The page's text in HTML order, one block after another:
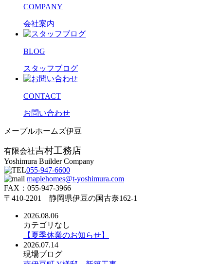
COMPANY
会社案内
BLOG
スタッフブログ
CONTACT
お問い合わせ
メープルホームズ伊豆
有限会社吉村工務店
Yoshimura Builder Company
055-947-6600
maplehomes@t-yoshimura.com
FAX：055-947-3966
〒410-2201 静岡県伊豆の国古奈162-1
2026.08.06
カテゴリなし
【夏季休業のお知らせ】
2026.07.14
現場ブログ